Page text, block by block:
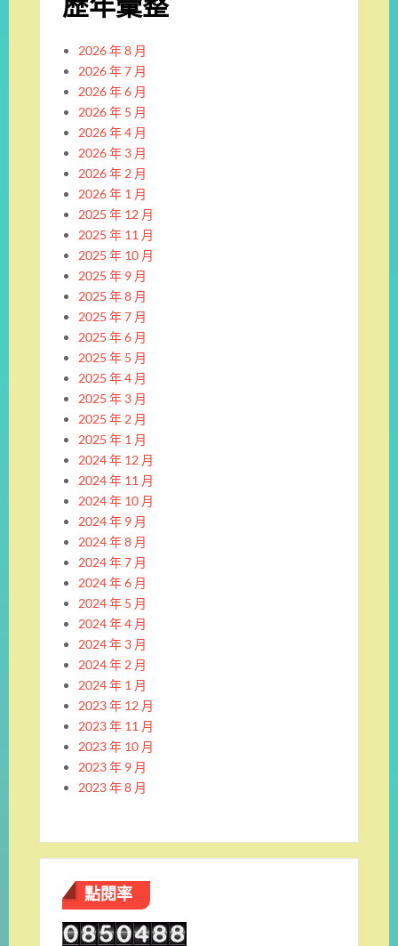
2026 年 8 月
2026 年 7 月
2026 年 6 月
2026 年 5 月
2026 年 4 月
2026 年 3 月
2026 年 2 月
2026 年 1 月
2025 年 12 月
2025 年 11 月
2025 年 10 月
2025 年 9 月
2025 年 8 月
2025 年 7 月
2025 年 6 月
2025 年 5 月
2025 年 4 月
2025 年 3 月
2025 年 2 月
2025 年 1 月
2024 年 12 月
2024 年 11 月
2024 年 10 月
2024 年 9 月
2024 年 8 月
2024 年 7 月
2024 年 6 月
2024 年 5 月
2024 年 4 月
2024 年 3 月
2024 年 2 月
2024 年 1 月
2023 年 12 月
2023 年 11 月
2023 年 10 月
2023 年 9 月
2023 年 8 月
點閱率